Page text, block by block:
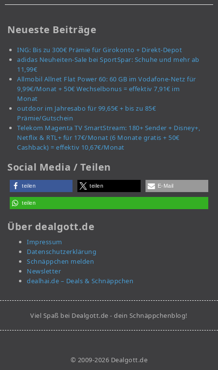
Neueste Beiträge
ING: Bis zu 300€ Prämie für Girokonto + Direkt-Depot
adidas Neuheiten-Sale bei SportSpar: Schuhe und mehr ab
11,99€
Allmobil Allnet Flat Power 60: 60 GB im Vodafone-Netz für
9,99€/Monat + 50€ Wechselbonus = effektiv 7,91€ im
Monat
outdoor im Jahresabo für 99,65€ + bis zu 85€
Prämie/Gutschein
Telekom Magenta TV SmartStream: 180+ Sender + Disney+,
Netflix & RTL+ für 17€/Monat (6 Monate gratis + 50€
Cashback) = effektiv 10,67€/Monat
Social Media / Teilen
teilen teilen E-Mail
teilen
Über dealgott.de
Impressum
Datenschutzerklärung
Schnäppchen melden
Newsletter
dealhai.de – Deals & Schnäppchen
Viel Spaß bei Dealgott.de - dein Schnäppchenblog!
© 2009-2026 Dealgott.de